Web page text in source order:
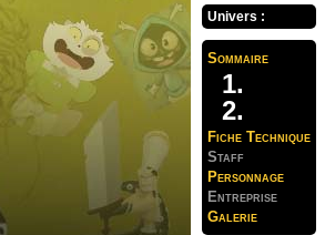
Univers :
Sommaire
Fiche Technique
Staff
Personnage
Entreprise
Galerie